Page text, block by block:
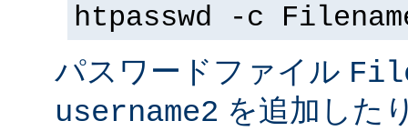
htpasswd -c
パスワードファイル
username2 を追加した